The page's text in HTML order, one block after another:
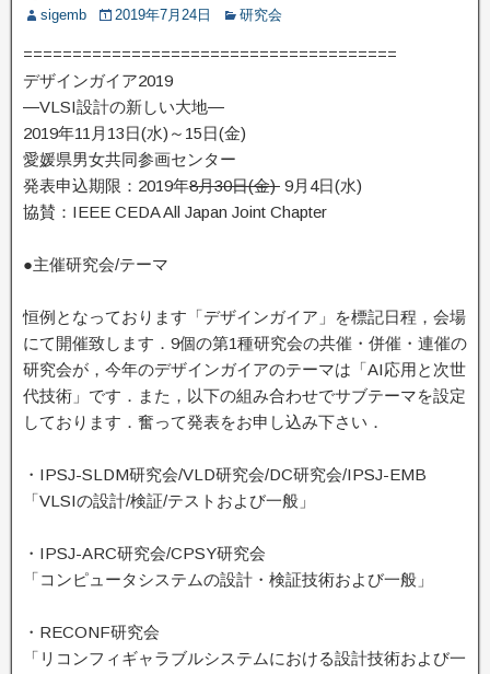
sigemb 2019年7月24日 研究会
======================================
デザインガイア2019
―VLSI設計の新しい大地―
2019年11月13日(水)～15日(金)
愛媛県男女共同参画センター
発表申込期限：2019年8月30日(金) 9月4日(水)
協賛：IEEE CEDA All Japan Joint Chapter
●主催研究会/テーマ
恒例となっております「デザインガイア」を標記日程，会場
にて開催致します．9個の第1種研究会の共催・併催・連催の
研究会が，今年のデザインガイアのテーマは「AI応用と次世
代技術」です．また，以下の組み合わせでサブテーマを設定
しております．奮って発表をお申し込み下さい．
・IPSJ-SLDM研究会/VLD研究会/DC研究会/IPSJ-EMB
「VLSIの設計/検証/テストおよび一般」
・IPSJ-ARC研究会/CPSY研究会
「コンピュータシステムの設計・検証技術および一般」
・RECONF研究会
「リコンフィギャラブルシステムにおける設計技術および一